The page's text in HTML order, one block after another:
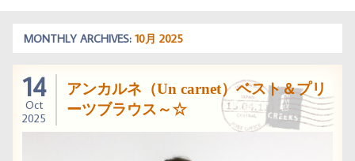
MONTHLY ARCHIVES:10月 2025
14
Oct
2025
アンカルネ（Un carnet）ベスト＆プリ
ーツブラウス～☆